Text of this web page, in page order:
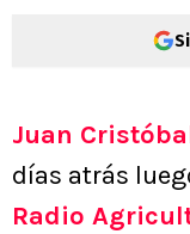
Juan
días atrás
Radio